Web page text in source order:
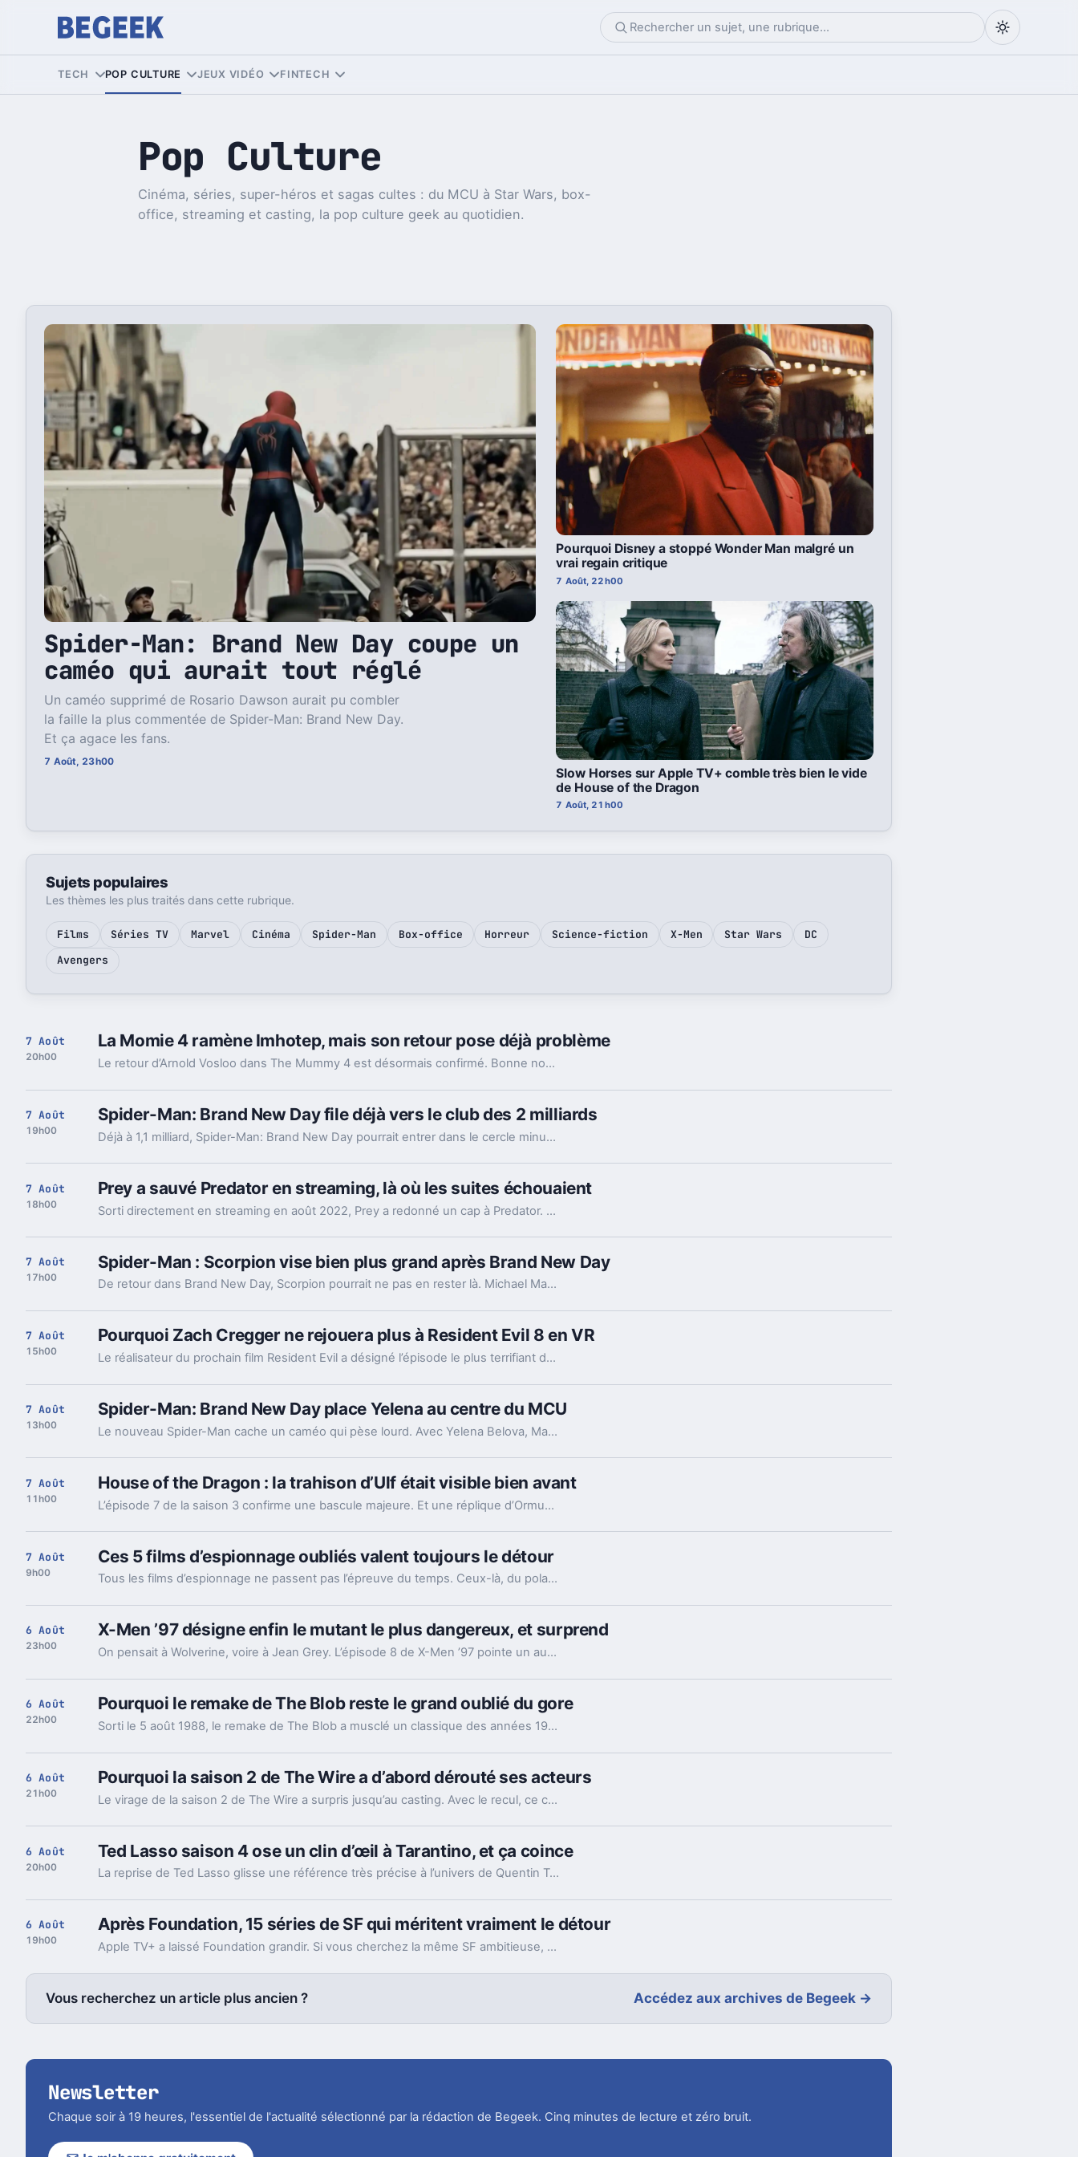
TECH POP CULTURE JEUX VIDÉO FINTECH
Pop Culture
Cinéma, séries, super-héros et sagas cultes : du MCU à Star Wars, box-
office, streaming et casting, la pop culture geek au quotidien.
Spider-Man: Brand New Day coupe un
caméo qui aurait tout réglé
Un caméo supprimé de Rosario Dawson aurait pu combler
la faille la plus commentée de Spider-Man: Brand New Day.
Et ça agace les fans.
7 Août, 23h00
Pourquoi Disney a stoppé Wonder Man malgré un
vrai regain critique
7 Août, 22h00
Slow Horses sur Apple TV+ comble très bien le vide
de House of the Dragon
7 Août, 21h00
Sujets populaires
Les thèmes les plus traités dans cette rubrique.
Films Séries TV Marvel Cinéma Spider-Man Box-office Horreur Science-fiction X-Men Star Wars
DC
Avengers
7 Août
20h00
La Momie 4 ramène Imhotep, mais son retour pose déjà problème
Le retour d’Arnold Vosloo dans The Mummy 4 est désormais confirmé. Bonne nouvelle pour les fans, sauf qu’un détail central reste entier : comment Imhotep revient-il ?
7 Août
19h00
Spider-Man: Brand New Day file déjà vers le club des 2 milliards
Déjà à 1,1 milliard, Spider-Man: Brand New Day pourrait entrer dans le cercle minuscule des films à 2 milliards. Et son calendrier l’aide beaucoup.
7 Août
18h00
Prey a sauvé Predator en streaming, là où les suites échouaient
Sorti directement en streaming en août 2022, Prey a redonné un cap à Predator. Son idée simple, remonter en 1719, a réveillé une saga à bout de souffle.
7 Août
17h00
Spider-Man : Scorpion vise bien plus grand après Brand New Day
De retour dans Brand New Day, Scorpion pourrait ne pas en rester là. Michael Mando imagine déjà une trajectoire bien plus sombre pour le vilain du MCU.
7 Août
15h00
Pourquoi Zach Cregger ne rejouera plus à Resident Evil 8 en VR
Le réalisateur du prochain film Resident Evil a désigné l’épisode le plus terrifiant de la saga. Et la VR a clairement changé la donne.
7 Août
13h00
Spider-Man: Brand New Day place Yelena au centre du MCU
Le nouveau Spider-Man cache un caméo qui pèse lourd. Avec Yelena Belova, Marvel désigne peut-être enfin son nouveau point d’ancrage.
7 Août
11h00
House of the Dragon : la trahison d’Ulf était visible bien avant
L’épisode 7 de la saison 3 confirme une bascule majeure. Et une réplique d’Ormund Hightower, glissée plus tôt, change déjà la lecture du final.
7 Août
9h00
Ces 5 films d’espionnage oubliés valent toujours le détour
Tous les films d’espionnage ne passent pas l’épreuve du temps. Ceux-là, du polar de guerre à la parodie française, tiennent encore très bien.
6 Août
23h00
X-Men ’97 désigne enfin le mutant le plus dangereux, et surprend
On pensait à Wolverine, voire à Jean Grey. L’épisode 8 de X-Men ’97 pointe un autre mutant, et sa démonstration fait assez mal.
6 Août
22h00
Pourquoi le remake de The Blob reste le grand oublié du gore
Sorti le 5 août 1988, le remake de The Blob a musclé un classique des années 1950. Échec commercial à l’époque, il a pourtant laissé une vraie trace.
6 Août
21h00
Pourquoi la saison 2 de The Wire a d’abord dérouté ses acteurs
Le virage de la saison 2 de The Wire a surpris jusqu’au casting. Avec le recul, ce choix raconte ce que la série voulait vraiment montrer.
6 Août
20h00
Ted Lasso saison 4 ose un clin d’œil à Tarantino, et ça coince
La reprise de Ted Lasso glisse une référence très précise à l’univers de Quentin Tarantino. Le détail amuse, mais il crée surtout un vrai décalage.
6 Août
19h00
Après Foundation, 15 séries de SF qui méritent vraiment le détour
Apple TV+ a laissé Foundation grandir. Si vous cherchez la même SF ambitieuse, voilà 15 séries qui prolongent ses idées, chacune à sa façon.
Vous recherchez un article plus ancien ? Accédez aux archives de Begeek →
Newsletter
Chaque soir à 19 heures, l'essentiel de l'actualité sélectionné par la rédaction de Begeek. Cinq minutes de lecture et zéro bruit.